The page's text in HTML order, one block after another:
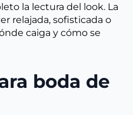
la lectura del look. La
relajada, sofisticada o
caiga y cómo se
boda de